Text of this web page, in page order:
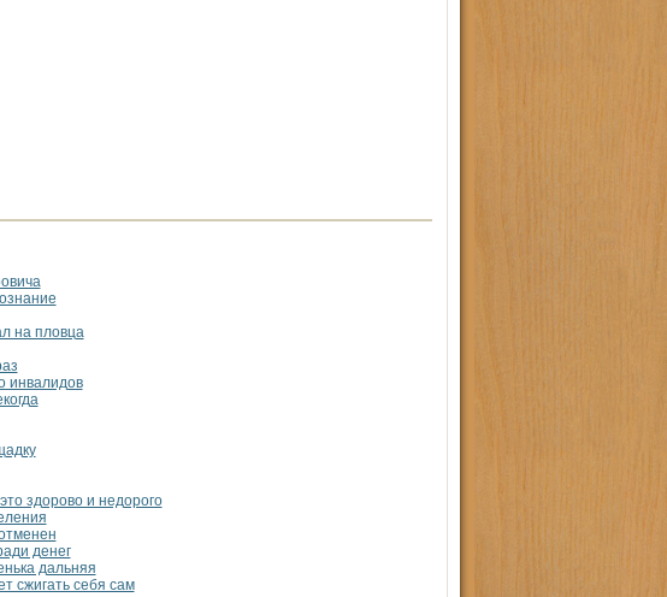
на пловца
инвалидов
здорово и недорого
денег
дальняя
сжигать себя сам